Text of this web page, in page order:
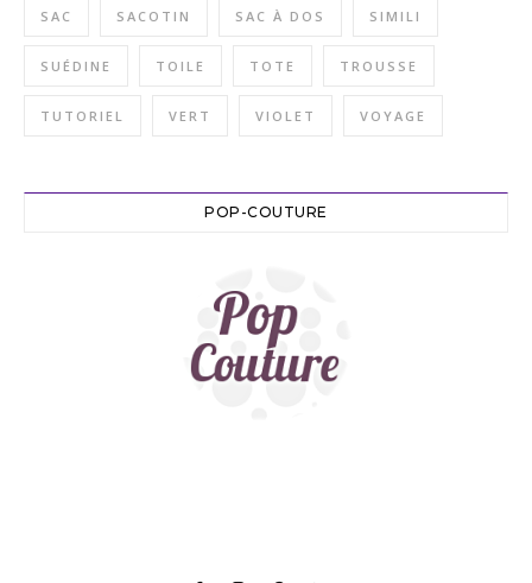
SAC SACOTIN SAC À DOS SIMILI
SUÉDINE TOILE TOTE TROUSSE
TUTORIEL VERT VIOLET VOYAGE
POP-COUTURE